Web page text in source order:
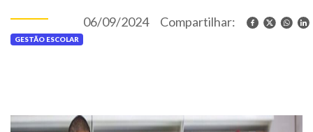
GESTÃO ESCOLAR
06/09/2024 Compartilhar: